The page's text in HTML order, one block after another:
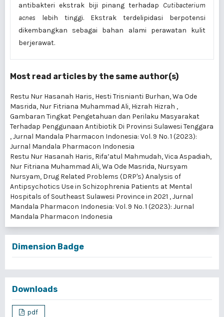
antibakteri ekstrak biji pinang terhadap Cutibacterium
acnes lebih tinggi. Ekstrak terdelipidasi berpotensi
dikembangkan sebagai bahan alami perawatan kulit
berjerawat.
Most read articles by the same author(s)
Restu Nur Hasanah Haris, Hesti Trisnianti Burhan, Wa Ode
Masrida, Nur Fitriana Muhammad Ali, Hizrah Hizrah ,
Gambaran Tingkat Pengetahuan dan Perilaku Masyarakat
Terhadap Penggunaan Antibiotik Di Provinsi Sulawesi Tenggara
,Jurnal Mandala Pharmacon Indonesia: Vol. 9 No. 1 (2023):
Jurnal Mandala Pharmacon Indonesia
Restu Nur Hasanah Haris, Rifa’atul Mahmudah, Vica Aspadiah,
Nur Fitriana Muhammad Ali, Wa Ode Masrida, Nursyam
Nursyam, Drug Related Problems (DRP's) Analysis of
Antipsychotics Use in Schizophrenia Patients at Mental
Hospitals of Southeast Sulawesi Province in 2021 ,Jurnal
Mandala Pharmacon Indonesia: Vol. 9 No. 1 (2023): Jurnal
Mandala Pharmacon Indonesia
Dimension Badge
Downloads
pdf